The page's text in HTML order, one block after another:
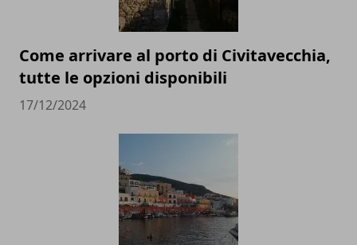
Come arrivare al porto di Civitavecchia,
tutte le opzioni disponibili
17/12/2024